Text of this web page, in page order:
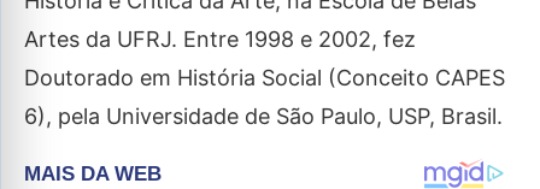
Artes da UFRJ. Entre 1998 e 2002, fez
Doutorado em História Social (Conceito CAPES
6), pela Universidade de São Paulo, USP, Brasil.